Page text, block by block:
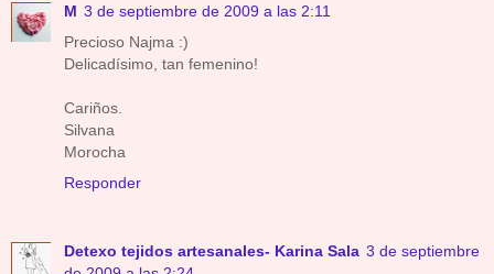
M 3 de septiembre de 2009 a las 2:11
Precioso Najma :)
Delicadísimo, tan femenino!
Cariños.
Silvana
Morocha
Responder
Detexo tejidos artesanales- Karina Sala 3 de septiembre